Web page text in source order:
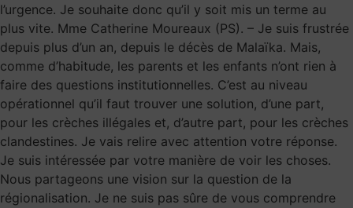
l’urgence. Je souhaite donc qu’il y soit mis un terme au
plus vite. Mme Catherine Moureaux (PS). – Je suis frustrée
depuis plus d’un an, depuis le décès de Malaïka. Mais,
comme d’habitude, les parents et les enfants n’ont rien à
faire des questions institutionnelles. C’est au niveau
opérationnel qu’il faut trouver une solution, d’une part,
pour les crèches illégales et, d’autre part, pour les crèches
clandestines. Je vais relire avec attention votre réponse.
Je suis intéressée par votre manière de voir les choses.
Nous partageons une vision sur la question de la
régionalisation. Je ne suis pas sûre de vous comprendre